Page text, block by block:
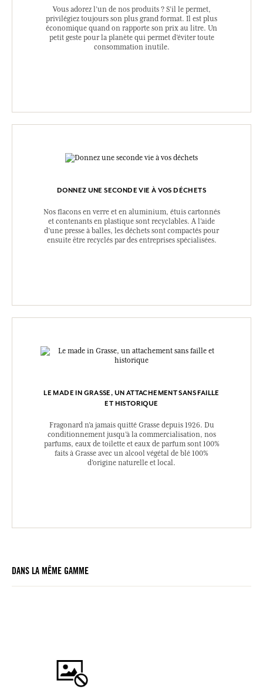
Vous adorez l’un de nos produits ? S’il le permet,
privilégiez toujours son plus grand format. Il est plus
économique quand on rapporte son prix au litre. Un
petit geste pour la planète qui permet d’éviter toute
consommation inutile.
DONNEZ UNE SECONDE VIE À VOS DÉCHETS
Nos flacons en verre et en aluminium, étuis cartonnés
et contenants en plastique sont recyclables. A l’aide
d’une presse à balles, les déchets sont compactés pour
ensuite être recyclés par des entreprises spécialisées.
LE MADE IN GRASSE, UN ATTACHEMENT SANS FAILLE
ET HISTORIQUE
Fragonard n’a jamais quitté Grasse depuis 1926. Du
conditionnement jusqu’à la commercialisation, nos
parfums, eaux de toilette et eaux de parfum sont 100%
faits à Grasse avec un alcool végétal de blé 100%
d’origine naturelle et local.
DANS LA MÊME GAMME